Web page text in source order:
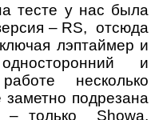
тесте у нас была
– RS, отсюда
лэптаймер и
и
несколько
подрезана
– только Showa,